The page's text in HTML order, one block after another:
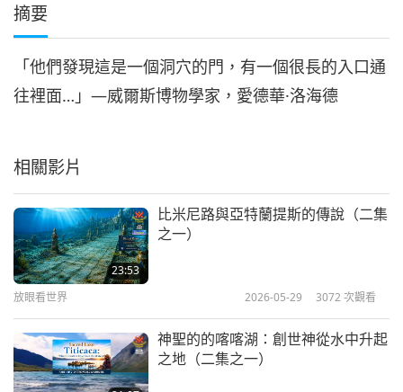
摘要
「他們發現這是一個洞穴的門，有一個很長的入口通
往裡面…」—威爾斯博物學家，愛德華·洛海德
相關影片
23:53
比米尼路與亞特蘭提斯的傳說（二集
之一）
放眼看世界 2026-05-29 3072 次觀看
神聖的的喀喀湖：創世神從水中升起
之地（二集之一）